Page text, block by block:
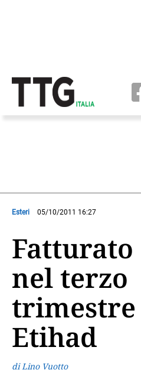
Esteri 05/10/2011 16:27
Fatturato
nel terzo
Etihad
di Lino Vuotto